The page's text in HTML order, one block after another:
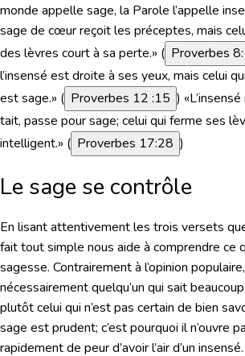
monde appelle sage, la Parole l’appelle
sage de cœur reçoit les préceptes, mais
des lèvres court à sa perte.» ( Proverbes
l’insensé est droite à ses yeux, mais celui
est sage.» ( Proverbes 12 :15 )
tait, passe pour sage; celui qui ferme ses
intelligent.» ( Proverbes 17:28 )
Le sage se contrôle
En lisant attentivement les trois versets
fait tout simple nous aide à comprendre ce
sagesse. Contrairement à l’opinion
nécessairement quelqu’un qui sait
plutôt celui qui n’est pas certain de bien
sage est prudent; c’est pourquoi il n’ouvre
rapidement de peur d’avoir l’air d’un